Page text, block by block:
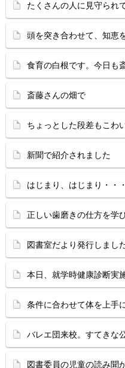
たくさんの人に見守られ
頭を突き合わせて、知恵
食育の白根です。今日も
斎藤さんの畑で
ちょっとした段差もこわ
新聞で紹介されました
はじまり、はじまり・・・
正しい歯磨きの仕方を学
図書室だより発行しまし
本日、就学時健康診断実
条件に合わせて体を上手
バレエ団来校。すてきな
図書委員の児童の読み聞